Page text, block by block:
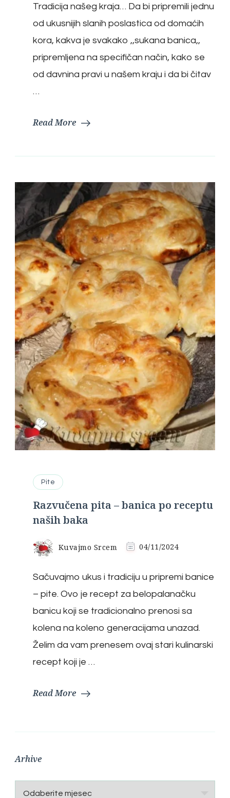
Tradicija našeg kraja… Da bi pripremili jednu
od ukusnijih slanih poslastica od domaćih
kora, kakva je svakako ,,sukana banica,,
pripremljena na specifičan način, kako se
od davnina pravi u našem kraju i da bi čitav
…
Read More
Pite
Razvučena pita – banica po receptu
naših baka
Kuvajmo Srcem 04/11/2024
Sačuvajmo ukus i tradiciju u pripremi banice
– pite. Ovo je recept za belopalanačku
banicu koji se tradicionalno prenosi sa
kolena na koleno generacijama unazad.
Želim da vam prenesem ovaj stari kulinarski
recept koji je …
Read More
Arhive
Arhive